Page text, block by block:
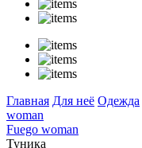
Главная Для неё Одежда
woman
Fuego woman
Туника